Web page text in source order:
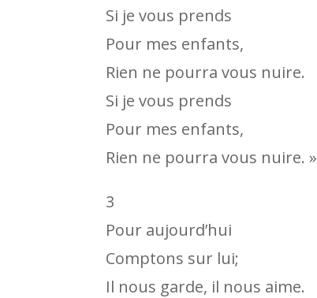
Si je vous prends
Pour mes enfants,
Rien ne pourra vous nuire.
Si je vous prends
Pour mes enfants,
Rien ne pourra vous nuire. »
3
Pour aujourd’hui
Comptons sur lui;
Il nous garde, il nous aime.